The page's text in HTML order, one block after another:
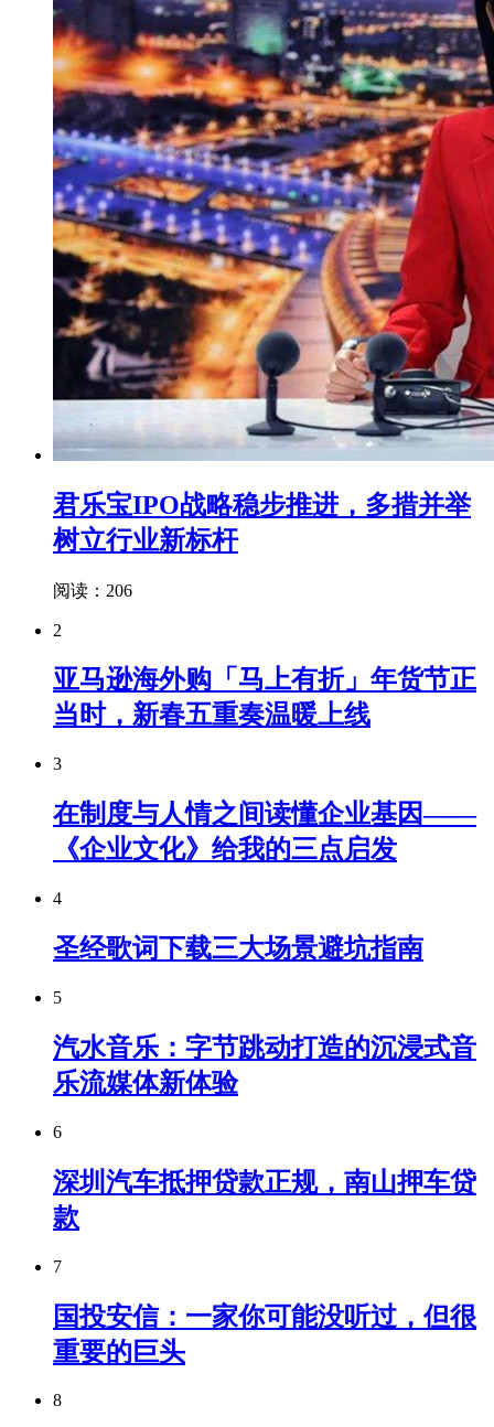
君乐宝IPO战略稳步推进，多措并举
树立行业新标杆
阅读：206
2
亚马逊海外购「马上有折」年货节正
当时，新春五重奏温暖上线
3
在制度与人情之间读懂企业基因——
《企业文化》给我的三点启发
4
圣经歌词下载三大场景避坑指南
5
汽水音乐：字节跳动打造的沉浸式音
乐流媒体新体验
6
深圳汽车抵押贷款正规，南山押车贷
款
7
国投安信：一家你可能没听过，但很
重要的巨头
8